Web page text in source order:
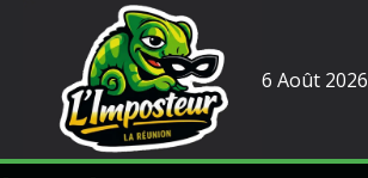
6 Août 2026